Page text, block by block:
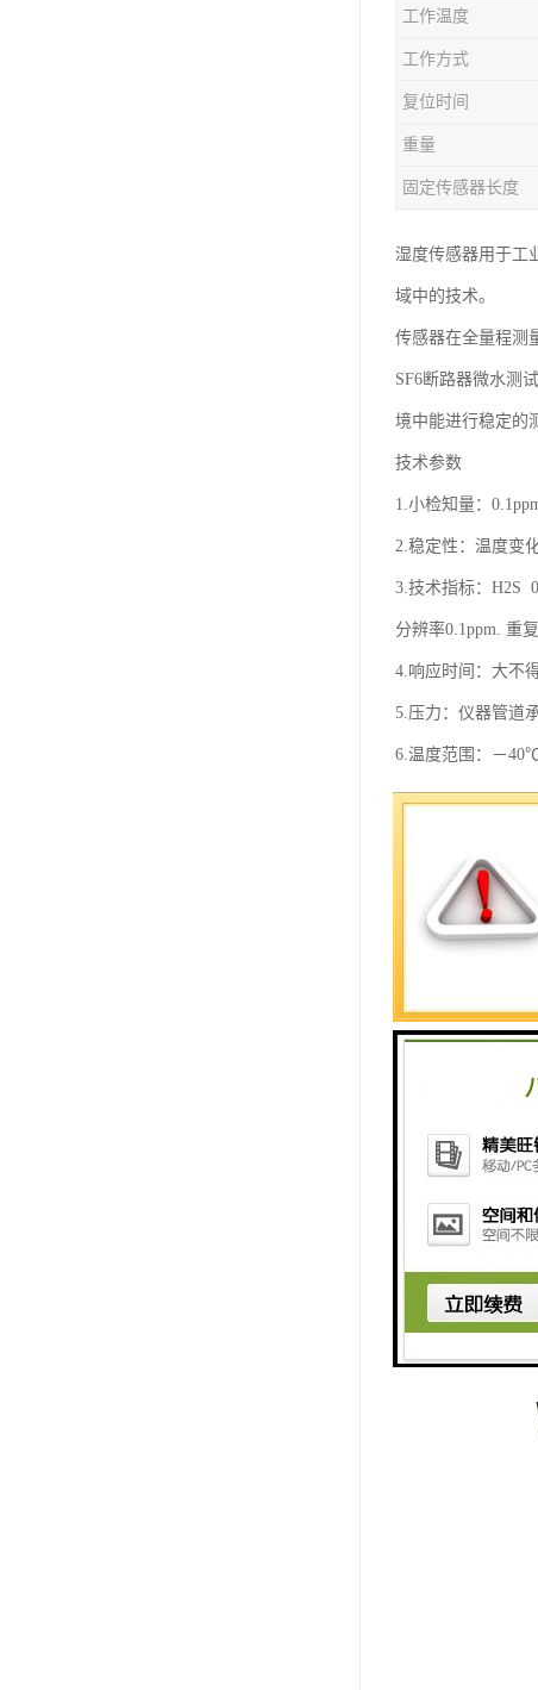
工作温度
工作方式
复位时间
重量
固定传感器长度
湿度传感器用于工
域中的技术。
传感器在全量程测
SF6断路器微水测
境中能进行稳定的
技术参数
1.小检知量：
2.稳定性：温度变
3.技术指标：H2S
分辨率0.1ppm. 重
4.响应时间：大不
5.压力：仪器管道
6.温度范围：－
7.湿度范围：
9.自备电源：内置
10.外形：
12.通讯：RS232